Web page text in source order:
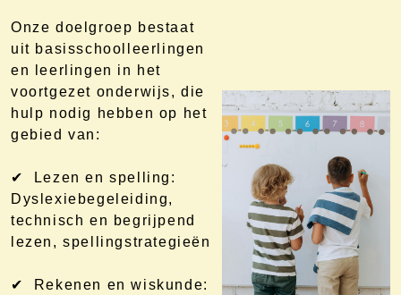
Onze doelgroep bestaat
uit basisschoolleerlingen
en leerlingen in het
voortgezet onderwijs, die
hulp nodig hebben op het
gebied van:
✔ Lezen en spelling:
Dyslexiebegeleiding,
technisch en begrijpend
lezen, spellingstrategieën
✔ Rekenen en wiskunde: